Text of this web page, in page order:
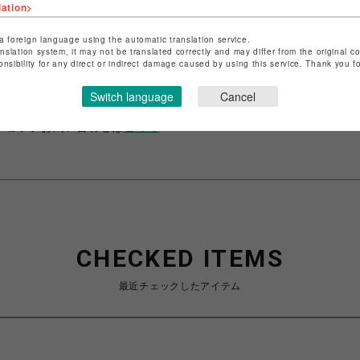
ョップ名
イル
定商取引法など法令に基づく表記は
こちら
CHECKED ITEMS
最近チェックしたアイテム
foreign language using the automatic translation service.
system, it may not be translated correctly and may differ from the original
for any direct or indirect damage caused by using this service. Thank you
Switch language Cancel